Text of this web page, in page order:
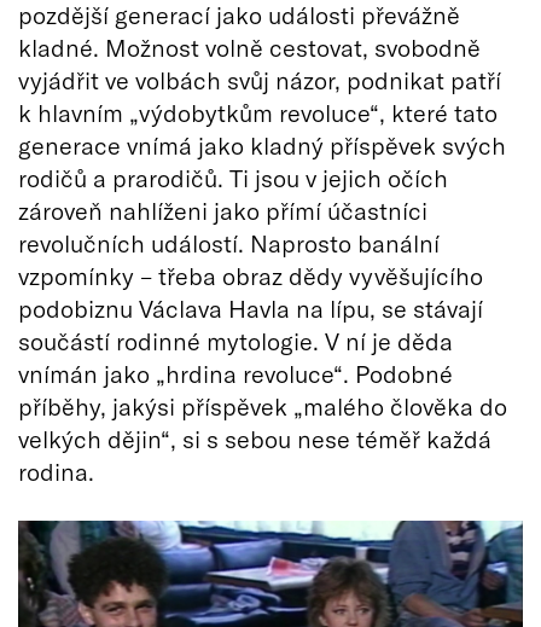
pozdější generací jako události převážně
kladné. Možnost volně cestovat, svobodně
vyjádřit ve volbách svůj názor, podnikat patří
k hlavním „výdobytkům revoluce“, které tato
generace vnímá jako kladný příspěvek svých
rodičů a prarodičů. Ti jsou v jejich očích
zároveň nahlíženi jako přímí účastníci
revolučních událostí. Naprosto banální
vzpomínky – třeba obraz dědy vyvěšujícího
podobiznu Václava Havla na lípu, se stávají
součástí rodinné mytologie. V ní je děda
vnímán jako „hrdina revoluce“. Podobné
příběhy, jakýsi příspěvek „malého člověka do
velkých dějin“, si s sebou nese téměř každá
rodina.